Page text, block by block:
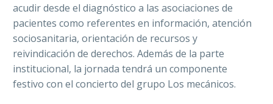
acudir desde el diagnóstico a las asociaciones de
pacientes como referentes en información, atención
sociosanitaria, orientación de recursos y
reivindicación de derechos. Además de la parte
institucional, la jornada tendrá un componente
festivo con el concierto del grupo Los mecánicos.